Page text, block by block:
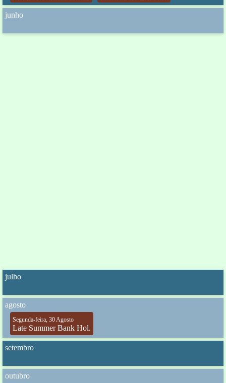
junho
julho
agosto
Segunda-feira, 30 Agosto
Late Summer Bank Hol.
setembro
outubro